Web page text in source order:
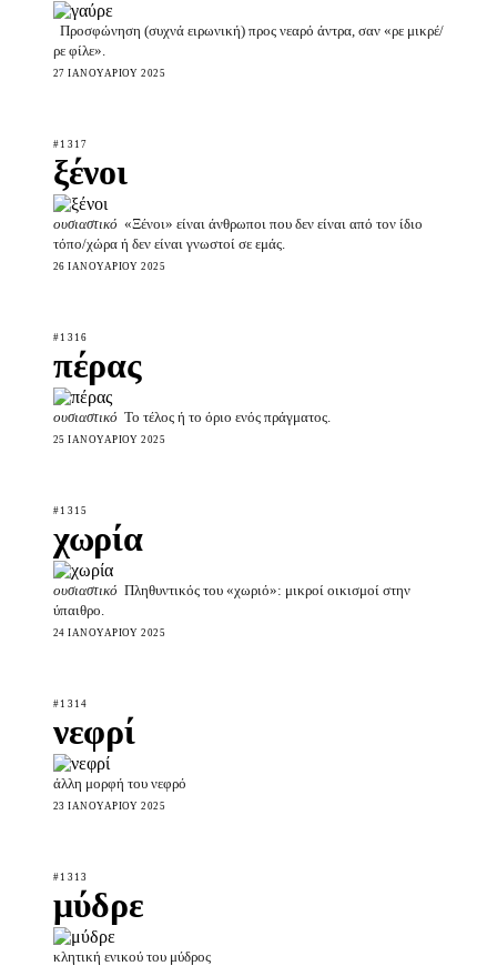
Προσφώνηση (συχνά ειρωνική) προς νεαρό άντρα, σαν «ρε μικρέ/
ρε φίλε».
27 ΙΑΝΟΥΑΡΊΟΥ 2025
#1317
ξένοι
ουσιαστικό «Ξένοι» είναι άνθρωποι που δεν είναι από τον ίδιο
τόπο/χώρα ή δεν είναι γνωστοί σε εμάς.
26 ΙΑΝΟΥΑΡΊΟΥ 2025
#1316
πέρας
ουσιαστικό Το τέλος ή το όριο ενός πράγματος.
25 ΙΑΝΟΥΑΡΊΟΥ 2025
#1315
χωρία
ουσιαστικό Πληθυντικός του «χωριό»: μικροί οικισμοί στην
ύπαιθρο.
24 ΙΑΝΟΥΑΡΊΟΥ 2025
#1314
νεφρί
άλλη μορφή του νεφρό
23 ΙΑΝΟΥΑΡΊΟΥ 2025
#1313
μύδρε
κλητική ενικού του μύδρος